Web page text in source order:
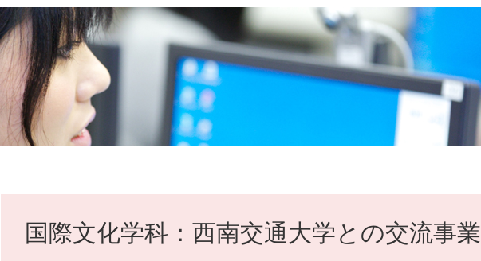
e
ス
タ
ム
国際文化学科：西南交通大学との交流事業